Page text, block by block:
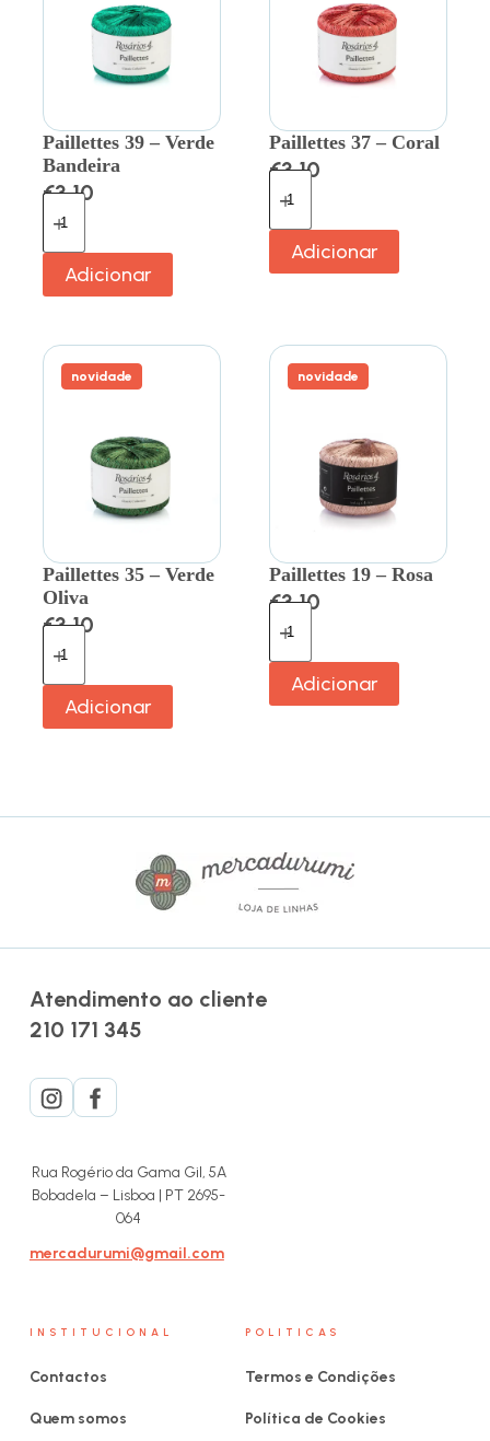
Paillettes 39 – Verde
Bandeira
€3.10
Adicionar
Paillettes 37 – Coral
€3.10
Adicionar
novidade
Paillettes 35 – Verde
Oliva
€3.10
Adicionar
novidade
Paillettes 19 – Rosa
€3.10
Adicionar
Atendimento ao cliente
210 171 345
Rua Rogério da Gama Gil, 5A
Bobadela – Lisboa | PT 2695-
064
mercadurumi@gmail.com
INSTITUCIONAL
Contactos
Quem somos
POLITICAS
Termos e Condições
Política de Cookies